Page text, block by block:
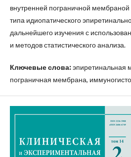
внутренней пограничной
типа идиопатического
дальнейшего изучения с
и методов статистического анализа.
Ключевые слова:эпиретинальная
пограничная мембрана,